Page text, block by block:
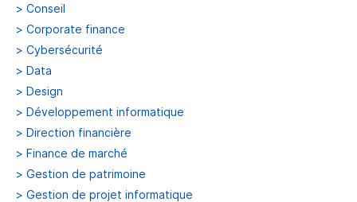
> Conseil
> Corporate finance
> Cybersécurité
> Data
> Design
> Développement informatique
> Direction financière
> Finance de marché
> Gestion de patrimoine
> Gestion de projet informatique